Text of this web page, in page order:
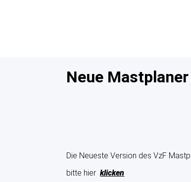
Neue
Die Neueste Version
bitte hierklicken